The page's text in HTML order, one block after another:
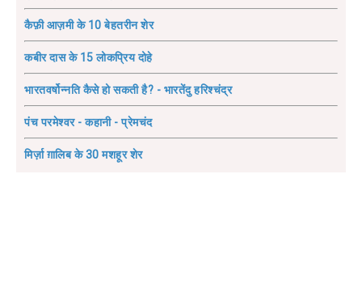
कैफ़ी आज़मी के 10 बेहतरीन शेर
कबीर दास के 15 लोकप्रिय दोहे
भारतवर्षोन्नति कैसे हो सकती है? - भारतेंदु हरिश्चंद्र
पंच परमेश्वर - कहानी - प्रेमचंद
मिर्ज़ा ग़ालिब के 30 मशहूर शेर